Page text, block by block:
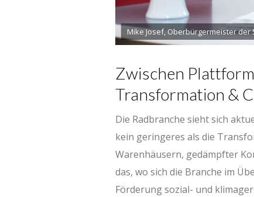
Mike Josef, Oberbürgermeister der
Zwischen
Transformation &
Die Radbranche sieht sich
kein geringeres als die
Warenhäusern, gedämpfter
das, wo sich die Branche im
Förderung sozial- und